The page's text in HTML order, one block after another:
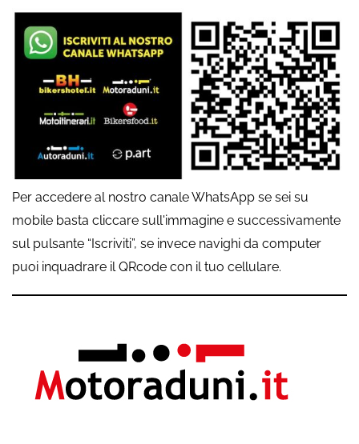
Per accedere al nostro canale WhatsApp se sei su
mobile basta cliccare sull'immagine e successivamente
sul pulsante “Iscriviti”, se invece navighi da computer
puoi inquadrare il QRcode con il tuo cellulare.